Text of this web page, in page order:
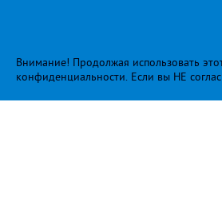
Внимание! Продолжая использовать
конфиденциальности. Если вы НЕ